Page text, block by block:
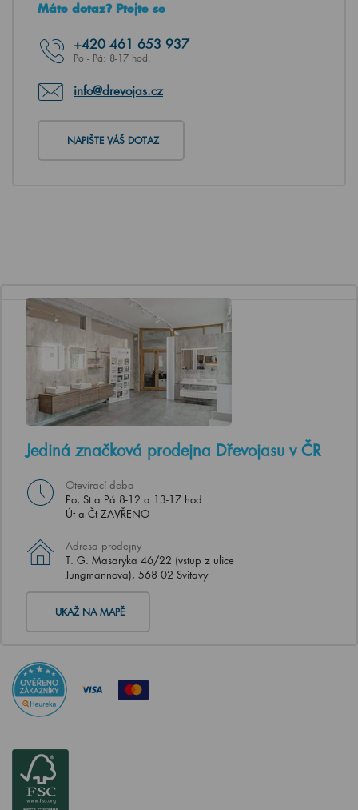
Máte dotaz? Ptejte se
+420 461 653 937
Po - Pá: 8-17 hod.
info@drevojas.cz
NAPIŠTE VÁŠ DOTAZ
Jediná značková prodejna Dřevojasu v ČR
Otevírací doba
Po, St a Pá 8-12 a 13-17 hod
Út a Čt ZAVŘENO
Adresa prodejny
T. G. Masaryka 46/22 (vstup z ulice
Jungmannova), 568 02 Svitavy
UKAŽ NA MAPĚ